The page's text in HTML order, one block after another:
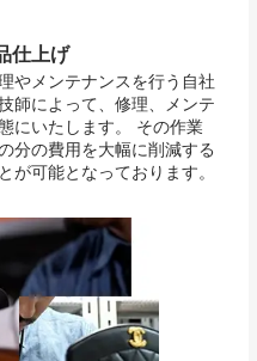
仕上げ
やメンテナンスを行う自社
師によって、修理、メンテ
にいたします。 その作業
分の費用を大幅に削減する
が可能となっております。